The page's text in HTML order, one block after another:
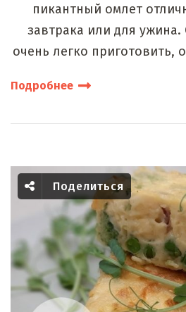
пикантный омлет
завтрака или для
очень легко приготовить,
Подробнее
Поделиться